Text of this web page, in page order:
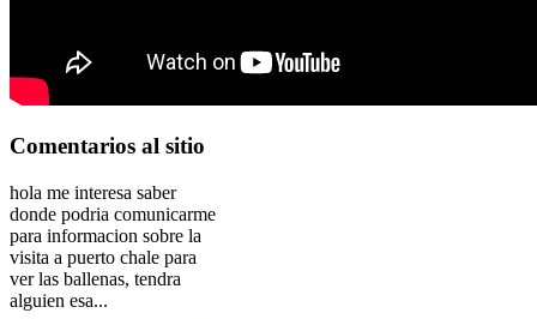
Comentarios al sitio
hola me interesa saber
donde podria comunicarme
para informacion sobre la
visita a puerto chale para
ver las ballenas, tendra
alguien esa...